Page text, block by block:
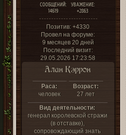
СООБЩЕНИЙ:
14619
УВАЖЕНИЕ:
+2863
Позитив: +4330
Провел на форуме:
9 месяцев 20 дней
Последний визит:
29.05.2026 17:23:58
Алан Кэррон
Раса:
человек
Возраст:
27 лет
Вид деятельности:
генерал королевской стражи
(в отставке),
сопровождающий знать